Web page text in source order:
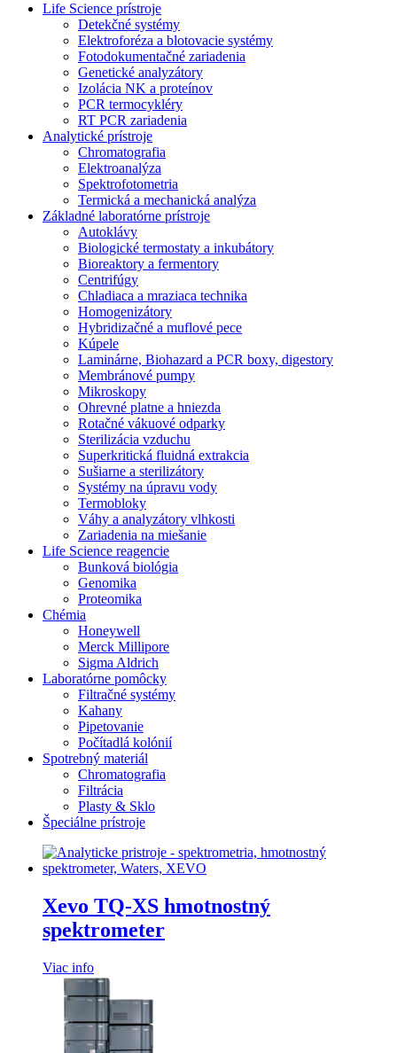
Life Science prístroje
Detekčné systémy
Elektroforéza a blotovacie systémy
Fotodokumentačné zariadenia
Genetické analyzátory
Izolácia NK a proteínov
PCR termocykléry
RT PCR zariadenia
Analytické prístroje
Chromatografia
Elektroanalýza
Spektrofotometria
Termická a mechanická analýza
Základné laboratórne prístroje
Autoklávy
Biologické termostaty a inkubátory
Bioreaktory a fermentory
Centrifúgy
Chladiaca a mraziaca technika
Homogenizátory
Hybridizačné a muflové pece
Kúpele
Laminárne, Biohazard a PCR boxy, digestory
Membránové pumpy
Mikroskopy
Ohrevné platne a hniezda
Rotačné vákuové odparky
Sterilizácia vzduchu
Superkritická fluidná extrakcia
Sušiarne a sterilizátory
Systémy na úpravu vody
Termobloky
Váhy a analyzátory vlhkosti
Zariadenia na miešanie
Life Science reagencie
Bunková biológia
Genomika
Proteomika
Chémia
Honeywell
Merck Millipore
Sigma Aldrich
Laboratórne pomôcky
Filtračné systémy
Kahany
Pipetovanie
Počítadlá kolónií
Spotrebný materiál
Chromatografia
Filtrácia
Plasty & Sklo
Špeciálne prístroje
Xevo TQ-XS hmotnostný
spektrometer
Viac info